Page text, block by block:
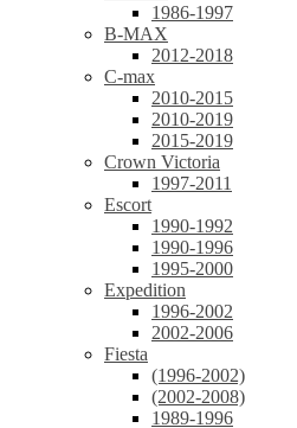
1986-1997
B-MAX
2012-2018
C-max
2010-2015
2010-2019
2015-2019
Crown Victoria
1997-2011
Escort
1990-1992
1990-1996
1995-2000
Expedition
1996-2002
2002-2006
Fiesta
(1996-2002)
(2002-2008)
1989-1996